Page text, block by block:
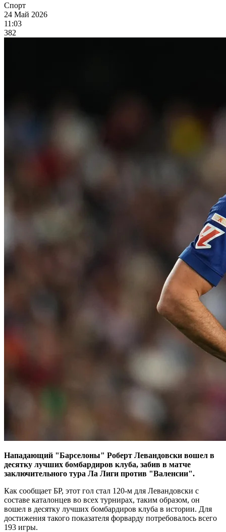
Спорт
24 Май 2026
11:03
382
Нападающий "Барселоны" Роберт Левандовски вошел в
десятку лучших бомбардиров клуба, забив в матче
заключительного тура Ла Лиги против "Валенсии".
Как сообщает БР, этот гол стал 120-м для Левандовски с
составе каталонцев во всех турнирах, таким образом, он
вошел в десятку лучших бомбардиров клуба в истории. Для
достижения такого показателя форварду потребовалось всего
193 игры.